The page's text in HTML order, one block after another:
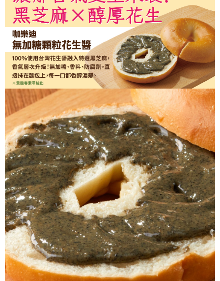
※ 請注意：結帳手續完成當下不需立刻繳費，但若您需要取消訂單，請聯絡
購買商品的店家。未經商家同意取消之訂單仍視為有效，需透過AFTEE先享
後付繳納相關費用。
※ 交易是否成功請以「AFTEE先享後付 」之結帳頁面顯示為準，若有關於
是否繳費成功／繳費後需取消欲退款等相關疑問，請聯繫「AFTEE先享後付
客戶支援中心」https://netprotections.freshdesk.com/support/home
【注意事項】
１．透過由恩沛科技股份有限公司提供之「AFTEE先享後付」服務完成之交
易，需依本服務之必要範圍內提供個人資料，並將交易相關給付款項請求債
權轉讓予恩沛科技股份有限公司。
２．關於個人資料處理事宜，請瀏覽以下網址：
https://aftee.tw/terms/#terms3
３．未成年的使用者請事先徵得法定代理人或監護人之同意方可使用
「AFTEE先享後付」，若未經同意申辦者引起之損失，本公司不負相關責
任。
４．使用「AFTEE先享後付」時，將依據個別帳號之用戶狀況，依本公司即
時審查核予不同之上限額度；若仍有額度不足之情形，本公司將視審查結果
請求用戶進行身份認證。
５．嚴禁一人註冊多個帳號或使用他人資訊註冊。若發現惡意使用之情形，
恩沛科技股份有限公司將有權停止該用戶之使用額度並採取法律行動。